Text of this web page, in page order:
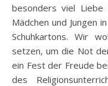
besonders viel
Mädchen und Jungen
Schuhkartons. Wir
setzen, um die Not
ein Fest der Freude
des